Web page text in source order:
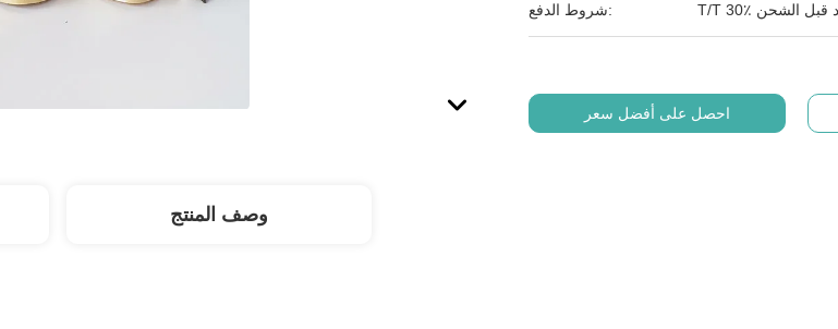
شروط الدفع:
احصل على أفضل سعر
وصف المنتج